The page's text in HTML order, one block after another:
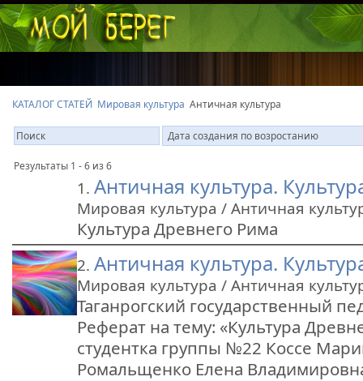
КАТАЛОГ СТАТЕЙ Мировая культура Античная культура
Результаты 1 - 6 из 6
1. Античная культура.
Мировая культура / Античная
Культура Древнего Рима
2. Античная культура.
Мировая культура / Античная
Таганрогский государственный
Реферат на тему: «Культура
студентка группы №22 Коссе
Ромальщенко Елена